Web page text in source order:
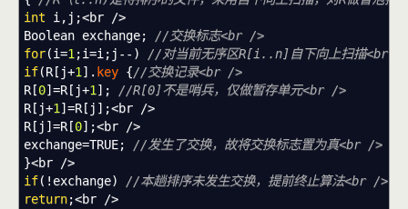
int i , j ;<br
/>
Boolean exchange;
//交换标志<br />
for(i=1 ;i=i ; j -- )
//对当前无序区R[i..n]自下向上扫描<br /
if(R [ j+1 ] . key {//交换记录<br />
R [0] =R [ j+1 ] ;
//R[0]不是哨兵，仅做暂存单元<br />
R [ j+1 ] =R [ j ] ;<br
/>
R [ j ] =R [0] ;<br
/>
exchange=TRUE;
//发生了交换，故将交换标志置为真<br />
}<br
/>
if( ! exchange)
//本趟排序未发生交换，提前终止算法<br />
return;<br
/>